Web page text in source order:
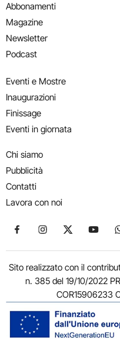
Abbonamenti
Magazine
Newsletter
Podcast
Eventi e Mostre
Inaugurazioni
Finissage
Eventi in giornata
Chi siamo
Pubblicità
Contatti
Lavora con noi
Seguici su Facebook
Seguici suSeguici su X
Sito realizzato con il
n. 385 del 19/10/2022
COR15906233